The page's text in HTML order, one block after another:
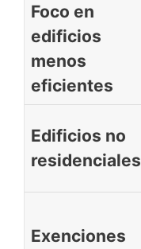
Foco en
edificios
menos
eficientes
Edificios no
residenciales
Exenciones